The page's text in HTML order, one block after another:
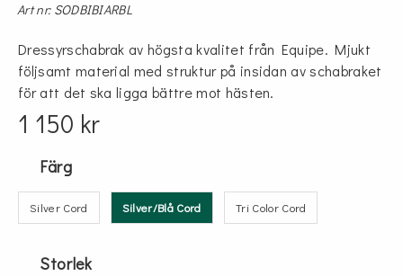
Art nr: SODBIBIARBL
Dressyrschabrak av högsta kvalitet från Equipe. Mjukt
följsamt material med struktur på insidan av schabraket
för att det ska ligga bättre mot hästen.
1 150 kr
Färg
Silver Cord Silver/Blå Cord Tri Color Cord
Storlek